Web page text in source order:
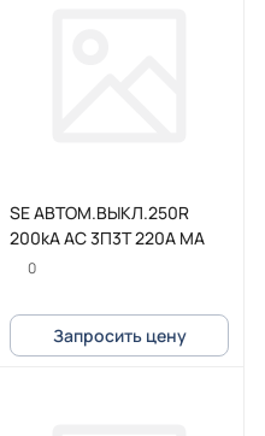
SE АВТОМ.ВЫКЛ.250R
200kA AC 3П3Т 220A MA
0
Запросить цену